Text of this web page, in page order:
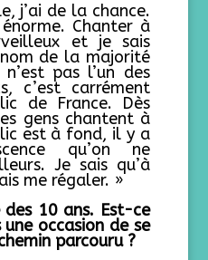
j’ai de la chance.
Chanter à
et je sais
de la majorité
pas l’un des
c’est carrément
de France. Dès
gens chantent à
est à fond, il y a
qu’on ne
Je sais qu’à
me régaler. »
des 10 ans. Est-ce
une occasion de se
parcouru ?